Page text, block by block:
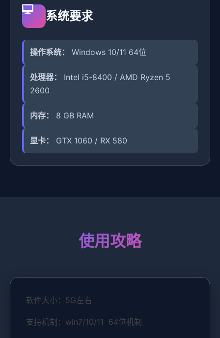
系统要求
操作系统： Windows 10/11 64位
处理器：
Intel i5-8400 / AMD Ryzen 5
2600
内存： 8 GB RAM
显卡： GTX 1060 / RX 580
使用攻略
软件大小：5G左右
支持机制：win7/10/11 64位机制